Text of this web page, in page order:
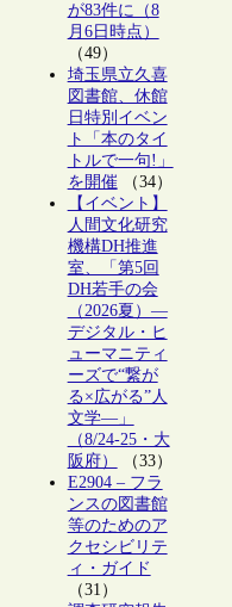
が83件に（8
月6日時点）
（49）
埼玉県立久喜
図書館、休館
日特別イベン
ト「本のタイ
トルで一句!」
を開催（34）
【イベント】
人間文化研究
機構DH推進
室、「第5回
DH若手の会
（2026夏）―
デジタル・ヒ
ューマニティ
ーズで“繋が
る×広がる”人
文学―」
（8/24-25・大
阪府）
（33）
E2904 – フラ
ンスの図書館
等のためのア
クセシビリテ
ィ・ガイド
（31）